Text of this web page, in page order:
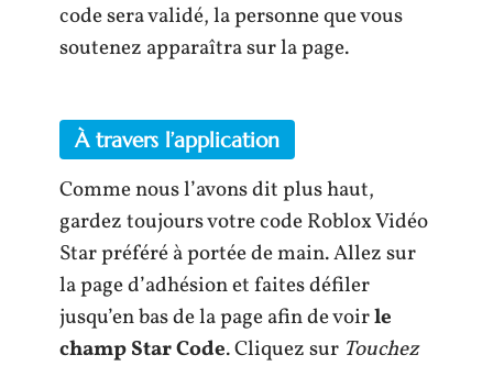
code sera validé, la personne que vous
soutenez apparaîtra sur la page.
À travers l’application
Comme nous l’avons dit plus haut,
gardez toujours votre code Roblox Vidéo
Star préféré à portée de main. Allez sur
la page d’adhésion et faites défiler
jusqu’en bas de la page afin de voirle
champ Star Code. Cliquez sur Touchez